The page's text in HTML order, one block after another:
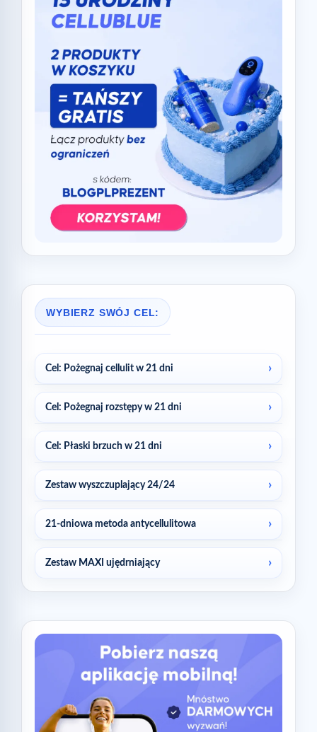
WYBIERZ SWÓJ CEL:
Cel: Pożegnaj cellulit w 21 dni
Cel: Pożegnaj rozstępy w 21 dni
Cel: Płaski brzuch w 21 dni
Zestaw wyszczuplający 24/24
21-dniowa metoda antycellulitowa
Zestaw MAXI ujędrniający